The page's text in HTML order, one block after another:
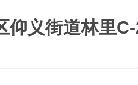
仰义街道林里